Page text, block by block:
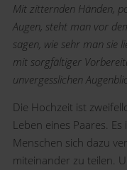
Mit zitternden Händen,
Augen, steht man vor
sagen, wie sehr man sie
mit sorgfältiger
unvergesslichen
Die Hochzeit ist
Leben eines Paares.
Menschen sich dazu
miteinander zu teilen.